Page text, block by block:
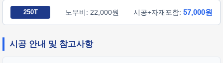
250T 노무비: 22,000원 시공+자재포함: 57,000원
시공 안내 및 참고사항